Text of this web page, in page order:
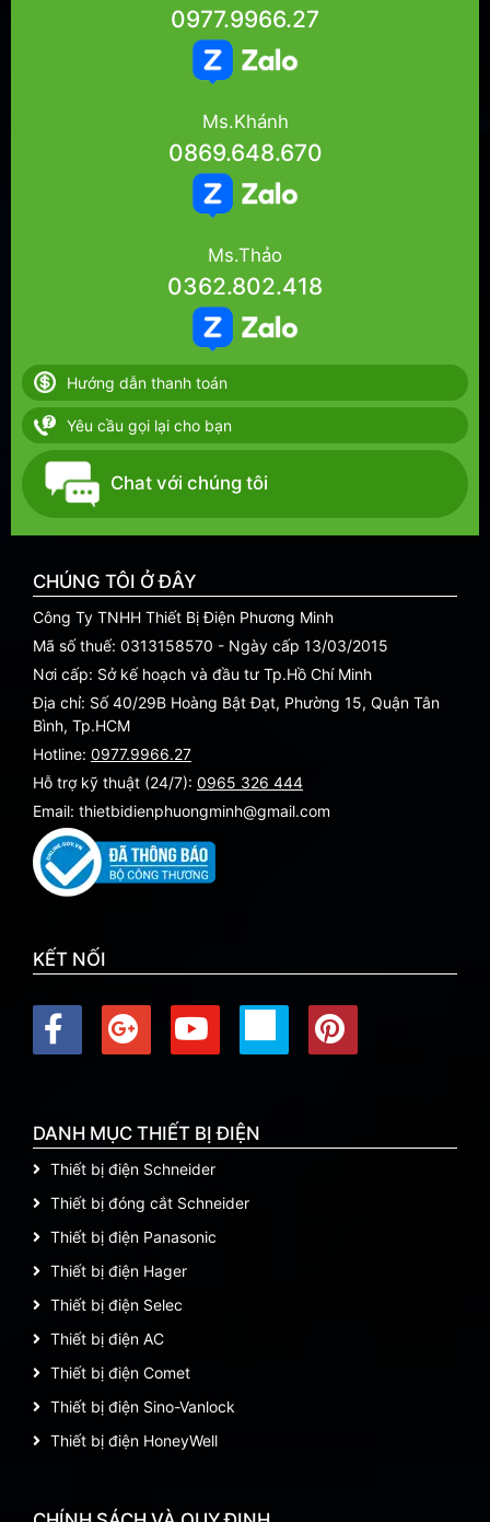
0977.9966.27
Ms.Khánh
0869.648.670
Ms.Thảo
0362.802.418
Hướng dẫn thanh toán
Yêu cầu gọi lại cho bạn
Chat với chúng tôi
CHÚNG TÔI Ở ĐÂY
Công Ty TNHH Thiết Bị Điện Phương Minh
Mã số thuế: 0313158570 - Ngày cấp 13/03/2015
Nơi cấp: Sở kế hoạch và đầu tư Tp.Hồ Chí Minh
Địa chỉ: Số 40/29B Hoàng Bật Đạt, Phường 15, Quận Tân
Bình, Tp.HCM
Hotline: 0977.9966.27
Hỗ trợ kỹ thuật (24/7): 0965 326 444
Email: thietbidienphuongminh@gmail.com
KẾT NỐI
DANH MỤC THIẾT BỊ ĐIỆN
Thiết bị điện Schneider
Thiết bị đóng cắt Schneider
Thiết bị điện Panasonic
Thiết bị điện Hager
Thiết bị điện Selec
Thiết bị điện AC
Thiết bị điện Comet
Thiết bị điện Sino-Vanlock
Thiết bị điện HoneyWell